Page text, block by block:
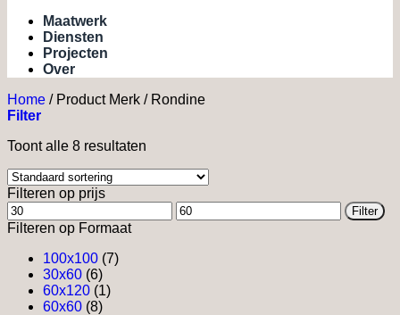
Maatwerk
Diensten
Projecten
Over
Home /Product Merk /Rondine
Filter
Toont alle 8 resultaten
Filteren op prijs
Min.
prijs
Max.
prijs
Filter
Filteren op Formaat
100x100 (7)
30x60 (6)
60x120 (1)
60x60 (8)